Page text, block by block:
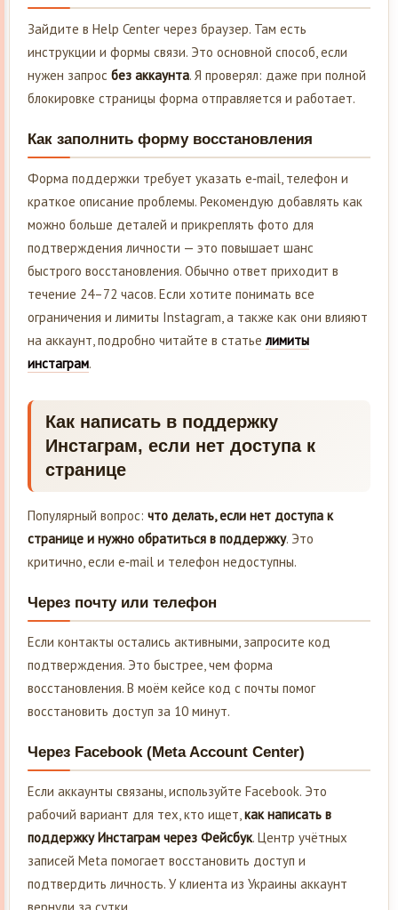
Зайдите в Help Center через браузер. Там есть
инструкции и формы связи. Это основной способ, если
нужен запрос без аккаунта. Я проверял: даже при полной
блокировке страницы форма отправляется и работает.
Как заполнить форму восстановления
Форма поддержки требует указать e‑mail, телефон и
краткое описание проблемы. Рекомендую добавлять как
можно больше деталей и прикреплять фото для
подтверждения личности — это повышает шанс
быстрого восстановления. Обычно ответ приходит в
течение 24–72 часов. Если хотите понимать все
ограничения и лимиты Instagram, а также как они влияют
на аккаунт, подробно читайте в статьелимиты
инстаграм.
Как написать в поддержку
Инстаграм, если нет доступа к
странице
Популярный вопрос: что делать, если нет доступа к
странице и нужно обратиться в поддержку. Это
критично, если e‑mail и телефон недоступны.
Через почту или телефон
Если контакты остались активными, запросите код
подтверждения. Это быстрее, чем форма
восстановления. В моём кейсе код с почты помог
восстановить доступ за 10 минут.
Через Facebook (Meta Account Center)
Если аккаунты связаны, используйте Facebook. Это
рабочий вариант для тех, кто ищет,как написать в
поддержку Инстаграм через Фейсбук. Центр учётных
записей Meta помогает восстановить доступ и
подтвердить личность. У клиента из Украины аккаунт